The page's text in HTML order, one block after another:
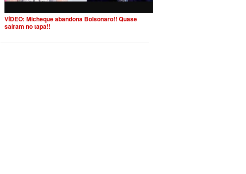
VÍDEO: Micheque abandona Bolsonaro!! Quase
saíram no tapa!!